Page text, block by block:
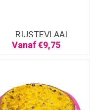
RIJSTEVLAAI
Vanaf €9,75